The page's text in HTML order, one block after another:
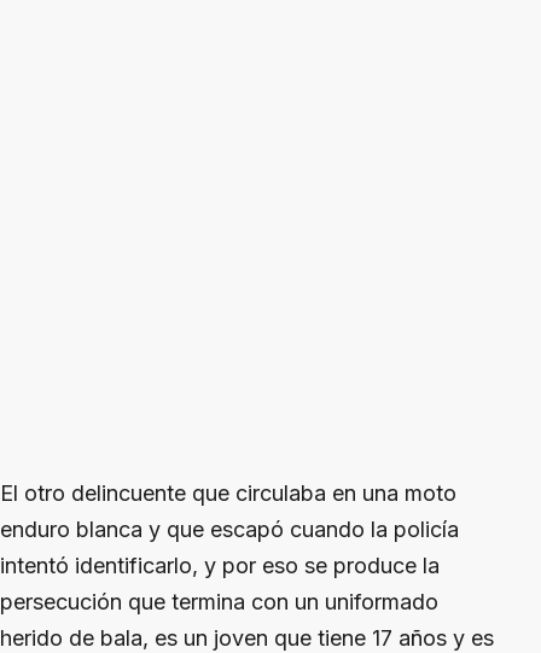
El otro delincuente que circulaba en una moto
enduro blanca y que escapó cuando la policía
intentó identificarlo, y por eso se produce la
persecución que termina con un uniformado
herido de bala, es un joven que tiene 17 años y es